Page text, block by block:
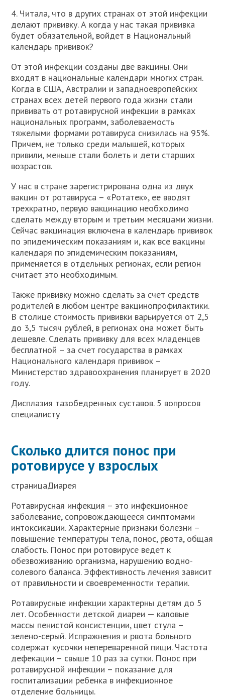
4. Читала, что в других странах от этой инфекции
делают прививку. А когда у нас такая прививка
будет обязательной, войдет в Национальный
календарь прививок?
От этой инфекции созданы две вакцины. Они
входят в национальные календари многих стран.
Когда в США, Австралии и западноевропейских
странах всех детей первого года жизни стали
прививать от ротавирусной инфекции в рамках
национальных программ, заболеваемость
тяжелыми формами ротавируса снизилась на 95%.
Причем, не только среди малышей, которых
привили, меньше стали болеть и дети старших
возрастов.
У нас в стране зарегистрирована одна из двух
вакцин от ротавируса – «Ротатек», ее вводят
трехкратно, первую вакцинацию необходимо
сделать между вторым и третьим месяцами жизни.
Сейчас вакцинация включена в календарь прививок
по эпидемическим показаниям и, как все вакцины
календаря по эпидемическим показаниям,
применяется в отдельных регионах, если регион
считает это необходимым.
Также прививку можно сделать за счет средств
родителей в любом центре вакцинопрофилактики.
В столице стоимость прививки варьируется от 2,5
до 3,5 тысяч рублей, в регионах она может быть
дешевле. Сделать прививку для всех младенцев
бесплатной – за счет государства в рамках
Национального календаря прививок –
Министерство здравоохранения планирует в 2020
году.
Дисплазия тазобедренных суставов. 5 вопросов
специалисту
Сколько длится понос при
ротовирусе у взрослых
страницаДиарея
Ротавирусная инфекция – это инфекционное
заболевание, сопровождающееся симптомами
интоксикации. Характерные признаки болезни –
повышение температуры тела, понос, рвота, общая
слабость. Понос при ротовирусе ведет к
обезвоживанию организма, нарушению водно-
солевого баланса. Эффективность лечения зависит
от правильности и своевременности терапии.
Ротавирусные инфекции характерны детям до 5
лет. Особенности детской диареи — каловые
массы пенистой консистенции, цвет стула –
зелено-серый. Испражнения и рвота больного
содержат кусочки непереваренной пищи. Частота
дефекации – свыше 10 раз за сутки. Понос при
ротавирусной инфекции – показание для
госпитализации ребенка в инфекционное
отделение больницы.